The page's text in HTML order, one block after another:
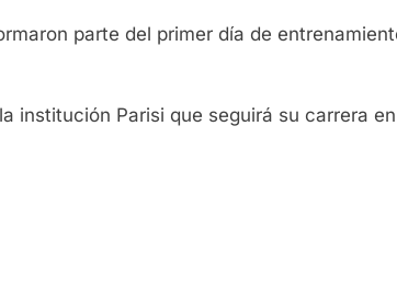
parte del primer día de
institución Parisi que seguirá su carrera